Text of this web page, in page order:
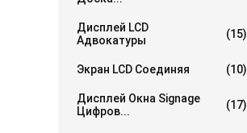
Дисплей LCD
Адвокатуры
(15)
Экран LCD Соединяя (10)
Дисплей Окна Signage
Цифров...
(17)